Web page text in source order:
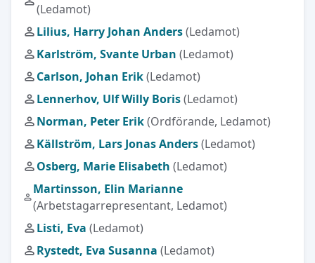
(Ledamot)
Lilius, Harry Johan Anders(Ledamot)
Karlström, Svante Urban (Ledamot)
Carlson, Johan Erik(Ledamot)
Lennerhov, Ulf Willy Boris(Ledamot)
Norman, Peter Erik(Ordförande, Ledamot)
Källström, Lars Jonas Anders(Ledamot)
Osberg, Marie Elisabeth (Ledamot)
Martinsson, Elin Marianne
(Arbetstagarrepresentant, Ledamot)
Listi, Eva (Ledamot)
Rystedt, Eva Susanna (Ledamot)